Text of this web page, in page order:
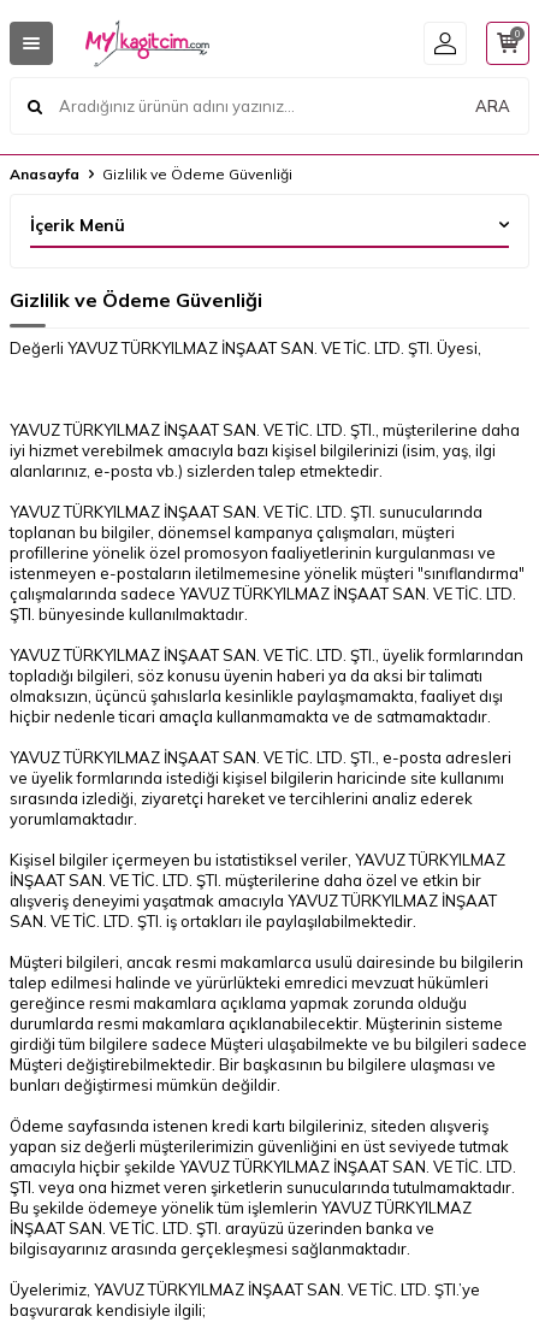
ARA
0
Anasayfa Gizlilik ve Ödeme Güvenliği
İçerik Menü
Gizlilik ve Ödeme Güvenliği
Değerli YAVUZ TÜRKYILMAZ İNŞAAT SAN. VE TİC. LTD. ŞTI. Üyesi,
YAVUZ TÜRKYILMAZ İNŞAAT SAN. VE TİC. LTD. ŞTI., müşterilerine daha
iyi hizmet verebilmek amacıyla bazı kişisel bilgilerinizi (isim, yaş, ilgi
alanlarınız, e-posta vb.) sizlerden talep etmektedir.
YAVUZ TÜRKYILMAZ İNŞAAT SAN. VE TİC. LTD. ŞTI. sunucularında
toplanan bu bilgiler, dönemsel kampanya çalışmaları, müşteri
profillerine yönelik özel promosyon faaliyetlerinin kurgulanması ve
istenmeyen e-postaların iletilmemesine yönelik müşteri "sınıflandırma"
çalışmalarında sadece YAVUZ TÜRKYILMAZ İNŞAAT SAN. VE TİC. LTD.
ŞTI. bünyesinde kullanılmaktadır.
YAVUZ TÜRKYILMAZ İNŞAAT SAN. VE TİC. LTD. ŞTI., üyelik formlarından
topladığı bilgileri, söz konusu üyenin haberi ya da aksi bir talimatı
olmaksızın, üçüncü şahıslarla kesinlikle paylaşmamakta, faaliyet dışı
hiçbir nedenle ticari amaçla kullanmamakta ve de satmamaktadır.
YAVUZ TÜRKYILMAZ İNŞAAT SAN. VE TİC. LTD. ŞTI., e-posta adresleri
ve üyelik formlarında istediği kişisel bilgilerin haricinde site kullanımı
sırasında izlediği, ziyaretçi hareket ve tercihlerini analiz ederek
yorumlamaktadır.
Kişisel bilgiler içermeyen bu istatistiksel veriler, YAVUZ TÜRKYILMAZ
İNŞAAT SAN. VE TİC. LTD. ŞTI. müşterilerine daha özel ve etkin bir
alışveriş deneyimi yaşatmak amacıyla YAVUZ TÜRKYILMAZ İNŞAAT
SAN. VE TİC. LTD. ŞTI. iş ortakları ile paylaşılabilmektedir.
Müşteri bilgileri, ancak resmi makamlarca usulü dairesinde bu bilgilerin
talep edilmesi halinde ve yürürlükteki emredici mevzuat hükümleri
gereğince resmi makamlara açıklama yapmak zorunda olduğu
durumlarda resmi makamlara açıklanabilecektir. Müşterinin sisteme
girdiği tüm bilgilere sadece Müşteri ulaşabilmekte ve bu bilgileri sadece
Müşteri değiştirebilmektedir. Bir başkasının bu bilgilere ulaşması ve
bunları değiştirmesi mümkün değildir.
Ödeme sayfasında istenen kredi kartı bilgileriniz, siteden alışveriş
yapan siz değerli müşterilerimizin güvenliğini en üst seviyede tutmak
amacıyla hiçbir şekilde YAVUZ TÜRKYILMAZ İNŞAAT SAN. VE TİC. LTD.
ŞTI. veya ona hizmet veren şirketlerin sunucularında tutulmamaktadır.
Bu şekilde ödemeye yönelik tüm işlemlerin YAVUZ TÜRKYILMAZ
İNŞAAT SAN. VE TİC. LTD. ŞTI. arayüzü üzerinden banka ve
bilgisayarınız arasında gerçekleşmesi sağlanmaktadır.
Üyelerimiz, YAVUZ TÜRKYILMAZ İNŞAAT SAN. VE TİC. LTD. ŞTI.’ye
başvurarak kendisiyle ilgili;